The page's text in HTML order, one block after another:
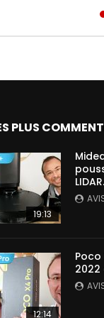
PLUS
19:13
12:14
2022